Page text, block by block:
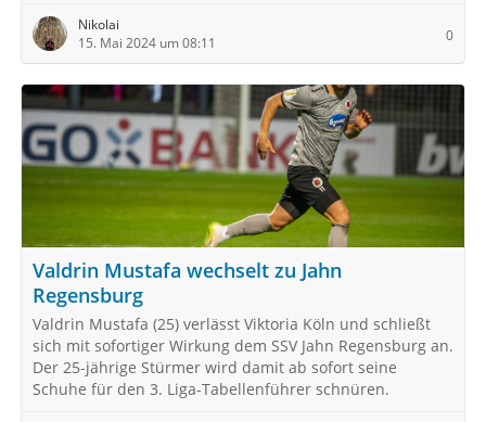
Nikolai
15. Mai 2024 um 08:11
0
Valdrin Mustafa wechselt zu Jahn
Regensburg
Valdrin Mustafa (25) verlässt Viktoria Köln und schließt
sich mit sofortiger Wirkung dem SSV Jahn Regensburg an.
Der 25-jährige Stürmer wird damit ab sofort seine
Schuhe für den 3. Liga-Tabellenführer schnüren.